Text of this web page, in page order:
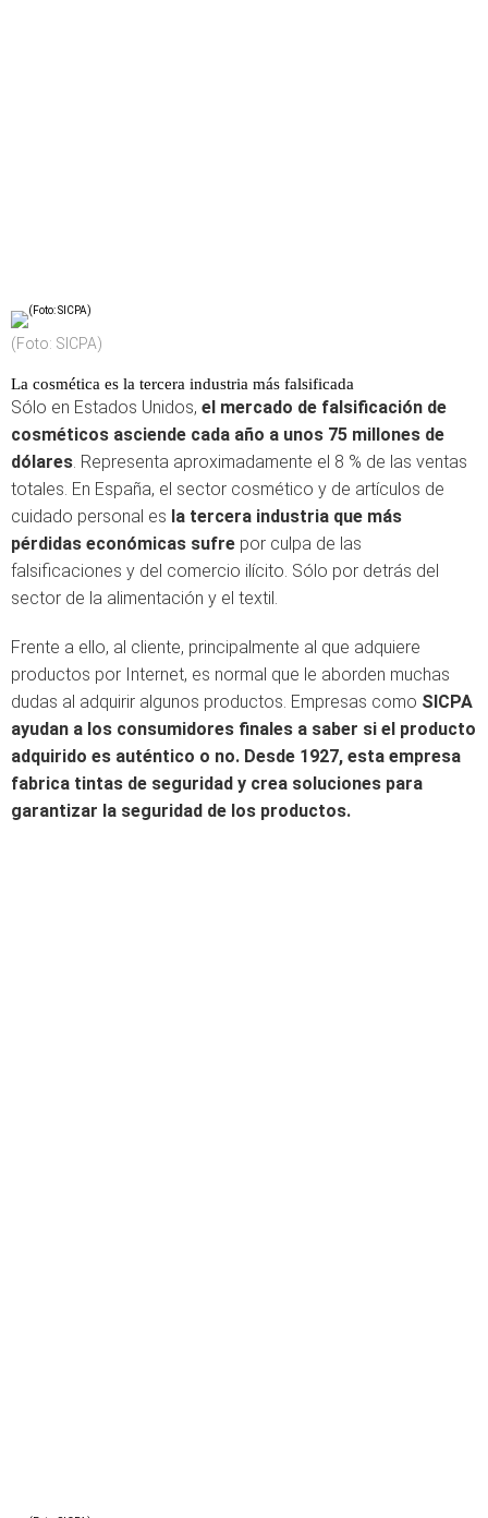
(Foto: SICPA)
La cosmética es la tercera industria más falsificada
Sólo en Estados Unidos, el mercado de falsificación de
cosméticos asciende cada año a unos 75 millones de
dólares. Representa aproximadamente el 8 % de las ventas
totales. En España, el sector cosmético y de artículos de
cuidado personal es la tercera industria que más
pérdidas económicas sufre por culpa de las
falsificaciones y del comercio ilícito. Sólo por detrás del
sector de la alimentación y el textil.
Frente a ello, al cliente, principalmente al que adquiere
productos por Internet, es normal que le aborden muchas
dudas al adquirir algunos productos. Empresas como SICPA
ayudan a los consumidores finales a saber si el producto
adquirido es auténtico o no. Desde 1927, esta empresa
fabrica tintas de seguridad y crea soluciones para
garantizar la seguridad de los productos.